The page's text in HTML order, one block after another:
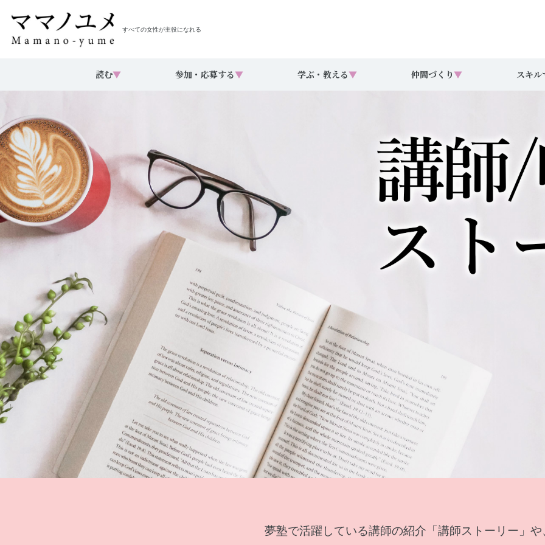
すべての女性が主役になれる
読む▼ 参加・応募する▼ 学ぶ・教える▼ 仲間づくり ▼ スキル
夢塾で活躍している講師の紹介「講師ストーリー」や